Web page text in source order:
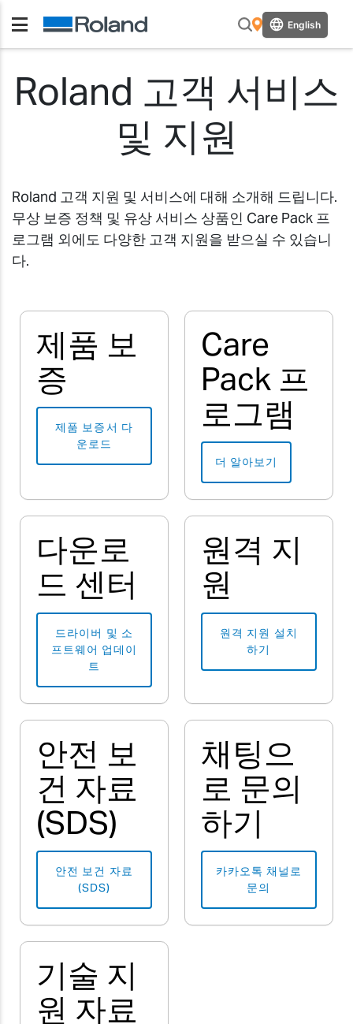
English
Roland 고객 서비스
및 지원
Roland 고객 지원 및 서비스에 대해 소개해 드립니다.
무상 보증 정책 및 유상 서비스 상품인 Care Pack 프
로그램 외에도 다양한 고객 지원을 받으실 수 있습니
다.
제품 보
증
제품 보증서 다
운로드
Care
Pack 프
로그램
더 알아보기
다운로
드 센터
드라이버 및 소
프트웨어 업데이
트
원격 지
원
원격 지원 설치
하기
안전 보
건 자료
(SDS)
안전 보건 자료
(SDS)
채팅으
로 문의
하기
카카오톡 채널로
문의
기술 지
원 자료